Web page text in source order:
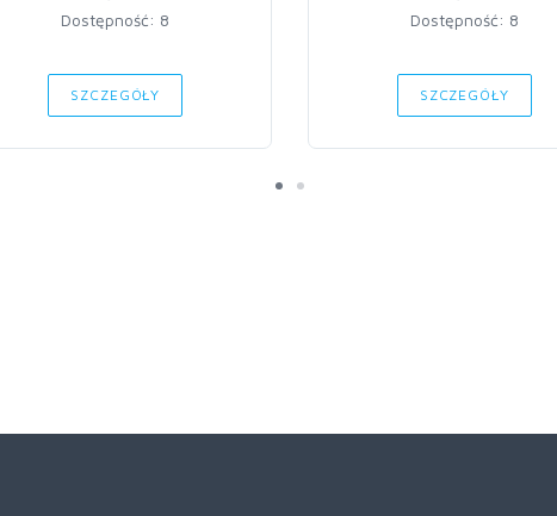
Dostępność: 8
SZCZEGÓŁY
Dostępność: 8
SZCZEGÓŁY